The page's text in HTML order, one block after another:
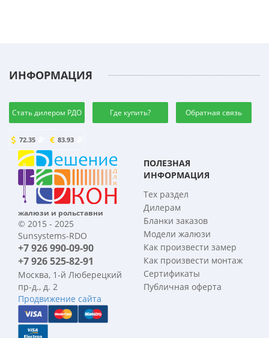
ИНФОРМАЦИЯ
Стать дилером РДО Где купить? Обратная связь
72.35 83.93
жалюзи и рольставни
© 2015 - 2025
Sunsystems-RDO
+7 926 990-09-90
+7 926 525-82-91
Москва, 1-й Люберецкий
пр-д., д. 2
Продвижение сайта
ПОЛЕЗНАЯ
ИНФОРМАЦИЯ
Тех раздел
Дилерам
Бланки заказов
Модели жалюзи
Как произвести замер
Как произвести монтаж
Сертификаты
Публичная оферта